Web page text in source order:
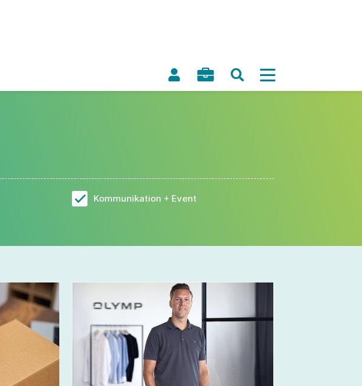
Kommunikation + Event